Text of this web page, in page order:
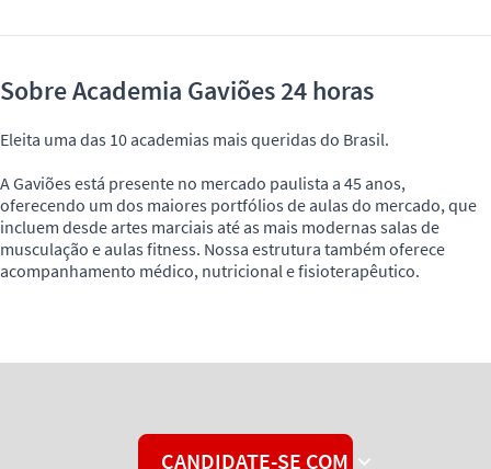
Sobre Academia Gaviões 24 horas
Eleita uma das 10 academias mais queridas do Brasil.
A Gaviões está presente no mercado paulista a 45 anos,
oferecendo um dos maiores portfólios de aulas do mercado, que
incluem desde artes marciais até as mais modernas salas de
musculação e aulas fitness. Nossa estrutura também oferece
acompanhamento médico, nutricional e fisioterapêutico.
CANDIDATE-SE COM